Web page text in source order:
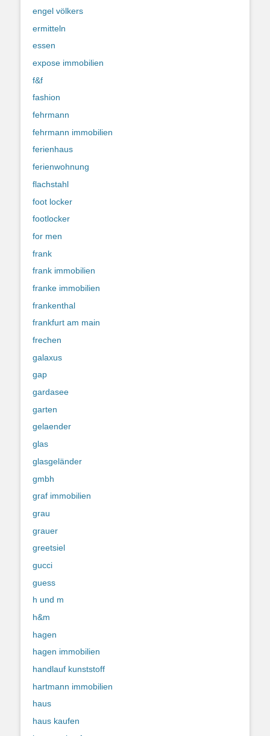
engel völkers
ermitteln
essen
expose immobilien
f&f
fashion
fehrmann
fehrmann immobilien
ferienhaus
ferienwohnung
flachstahl
foot locker
footlocker
for men
frank
frank immobilien
franke immobilien
frankenthal
frankfurt am main
frechen
galaxus
gap
gardasee
garten
gelaender
glas
glasgeländer
gmbh
graf immobilien
grau
grauer
greetsiel
gucci
guess
h und m
h&m
hagen
hagen immobilien
handlauf kunststoff
hartmann immobilien
haus
haus kaufen